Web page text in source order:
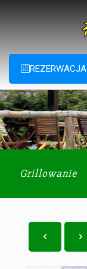
REZERWACJA
Grillowanie